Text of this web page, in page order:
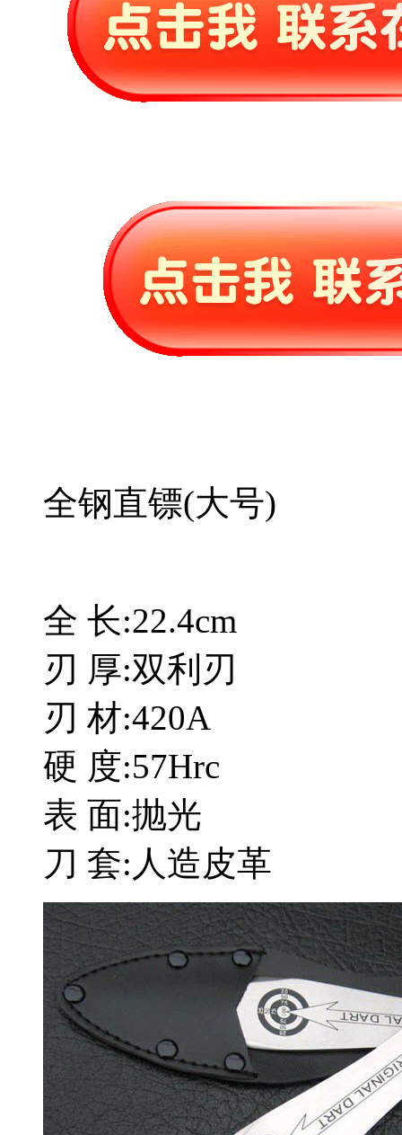
全钢直镖(大号)
全 长:22.4cm
刃 厚:双利刃
刃 材:420A
硬 度:57Hrc
表 面:抛光
刀 套:人造皮革